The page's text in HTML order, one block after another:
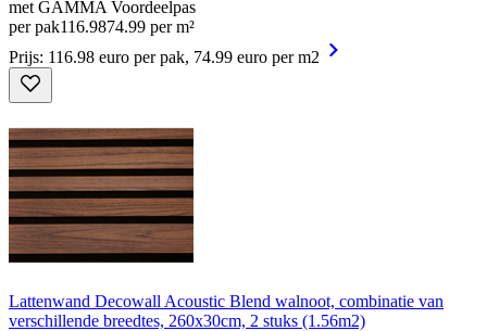
met GAMMA Voordeelpas
per pak116.9874.99 per m²
Prijs: 116.98 euro per pak, 74.99 euro per m2
Lattenwand Decowall Acoustic Blend walnoot, combinatie van
verschillende breedtes, 260x30cm, 2 stuks (1.56m2)